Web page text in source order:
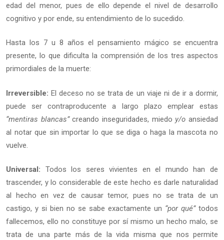
edad del menor, pues de ello depende el nivel de desarrollo
cognitivo y por ende, su entendimiento de lo sucedido.
Hasta los 7 u 8 años el pensamiento mágico se encuentra
presente, lo que dificulta la comprensión de los tres aspectos
primordiales de la muerte:
Irreversible: El deceso no se trata de un viaje ni de ir a dormir,
puede ser contraproducente a largo plazo emplear estas
“mentiras blancas”creando inseguridades, miedo y/o ansiedad
al notar que sin importar lo que se diga o haga la mascota no
vuelve.
Universal: Todos los seres vivientes en el mundo han de
trascender, y lo considerable de este hecho es darle naturalidad
al hecho en vez de causar temor, pues no se trata de un
castigo, y si bien no se sabe exactamente un “por qué”todos
fallecemos, ello no constituye por sí mismo un hecho malo, se
trata de una parte más de la vida misma que nos permite